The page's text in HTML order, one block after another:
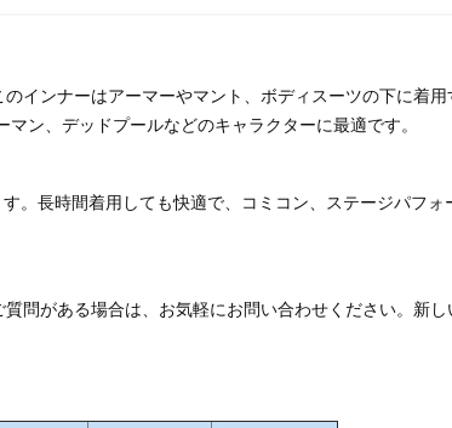
インナーはアーマーやマント、ボディスーツの下に着
ン、デッドプールなどのキャラクターに最適です。
。長時間着用しても快適で、コミコン、ステージパフォ
問がある場合は、お気軽にお問い合わせください。新